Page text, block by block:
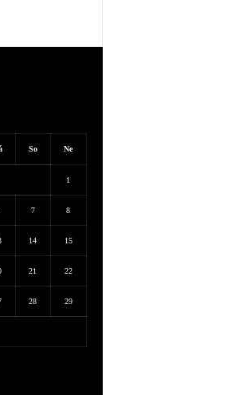
So Ne
1
7 8
14 15
21 22
28 29